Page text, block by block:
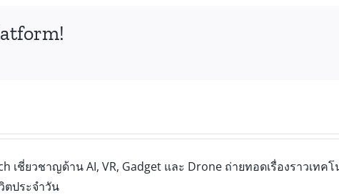
เชี่ยวชาญด้าน AI, VR, Gadget และ Drone ถ่ายทอดเรื่องราวเท
ตประจำวัน